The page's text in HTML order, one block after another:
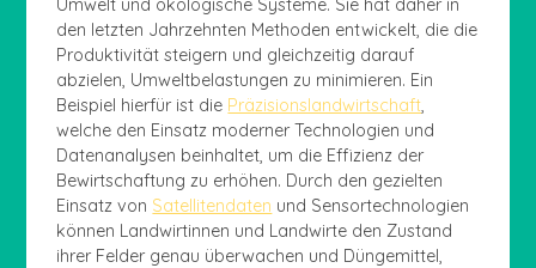
den letzten Jahrzehnten Methoden entwickelt, die die
Produktivität steigern und gleichzeitig darauf
abzielen, Umweltbelastungen zu minimieren. Ein
Beispiel hierfür ist die Präzisionslandwirtschaft
welche den Einsatz moderner Technologien und
Datenanalysen beinhaltet, um die Effizienz der
Bewirtschaftung zu erhöhen. Durch den gezielten
Einsatz von Satellitendaten und Sensortechnologien
können Landwirtinnen und Landwirte den Zustand
ihrer Felder genau überwachen und Düngemittel,